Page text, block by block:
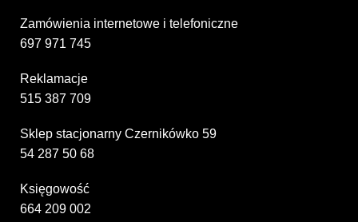
Zamówienia internetowe i telefoniczne
697 971 745
Reklamacje
515 387 709
Sklep stacjonarny Czernikówko 59
54 287 50 68
Księgowość
664 209 002